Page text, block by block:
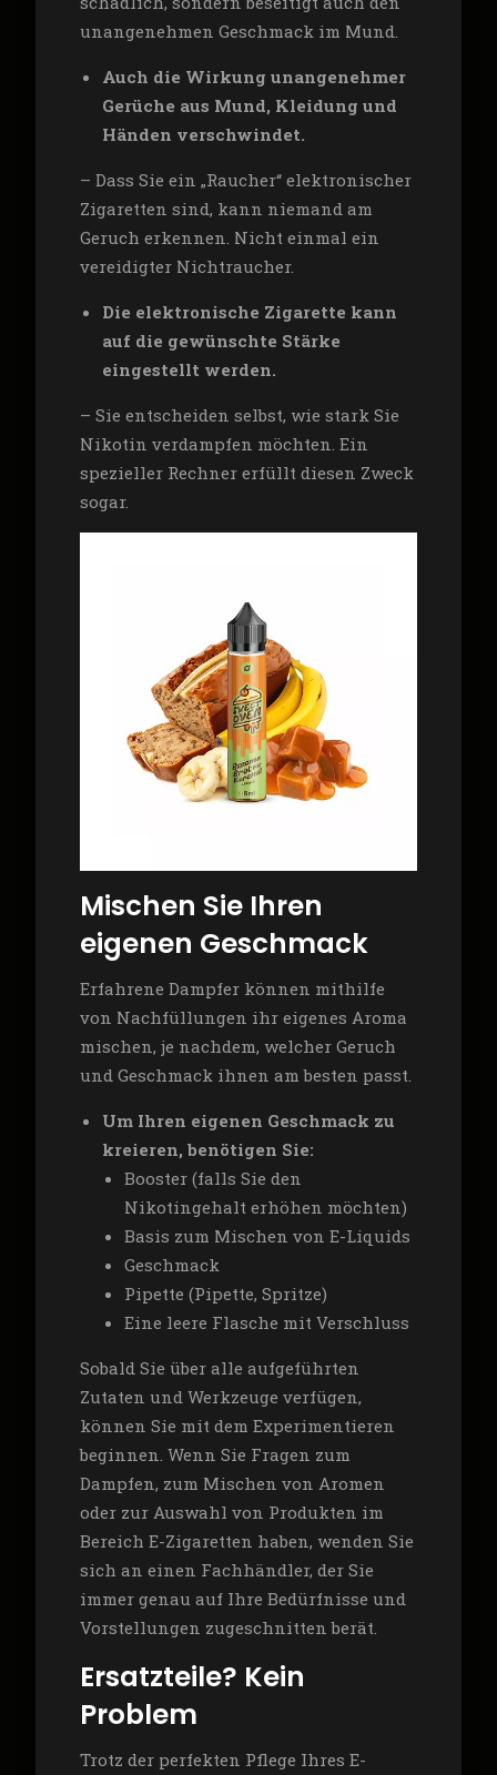
unangenehmen Geschmack im Mund.
Auch die Wirkung unangenehmer
Gerüche aus Mund, Kleidung und
Händen verschwindet.
– Dass Sie ein „Raucher“ elektronischer
Zigaretten sind, kann niemand am
Geruch erkennen. Nicht einmal ein
vereidigter Nichtraucher.
Die elektronische Zigarette kann
auf die gewünschte Stärke
eingestellt werden.
– Sie entscheiden selbst, wie stark Sie
Nikotin verdampfen möchten. Ein
spezieller Rechner erfüllt diesen Zweck
sogar.
Mischen Sie Ihren
eigenen Geschmack
Erfahrene Dampfer können mithilfe
von Nachfüllungen ihr eigenes Aroma
mischen, je nachdem, welcher Geruch
und Geschmack ihnen am besten passt.
Um Ihren eigenen Geschmack zu
kreieren, benötigen Sie:
Booster (falls Sie den
Nikotingehalt erhöhen möchten)
Basis zum Mischen von E-Liquids
Geschmack
Pipette (Pipette, Spritze)
Eine leere Flasche mit Verschluss
Sobald Sie über alle aufgeführten
Zutaten und Werkzeuge verfügen,
können Sie mit dem Experimentieren
beginnen. Wenn Sie Fragen zum
Dampfen, zum Mischen von Aromen
oder zur Auswahl von Produkten im
Bereich E-Zigaretten haben, wenden Sie
sich an einen Fachhändler, der Sie
immer genau auf Ihre Bedürfnisse und
Vorstellungen zugeschnitten berät.
Ersatzteile? Kein
Problem
Trotz der perfekten Pflege Ihres E-